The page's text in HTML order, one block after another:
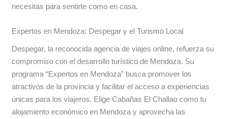
necesitas para sentirte como en casa.
Expertos en Mendoza: Despegar y el Turismo Local
Despegar, la reconocida agencia de viajes online, refuerza su
compromiso con el desarrollo turístico de Mendoza. Su
programa “Expertos en Mendoza” busca promover los
atractivos de la provincia y facilitar el acceso a experiencias
únicas para los viajeros. Elige Cabañas El Challao como tu
alojamiento económico en Mendoza y aprovecha las